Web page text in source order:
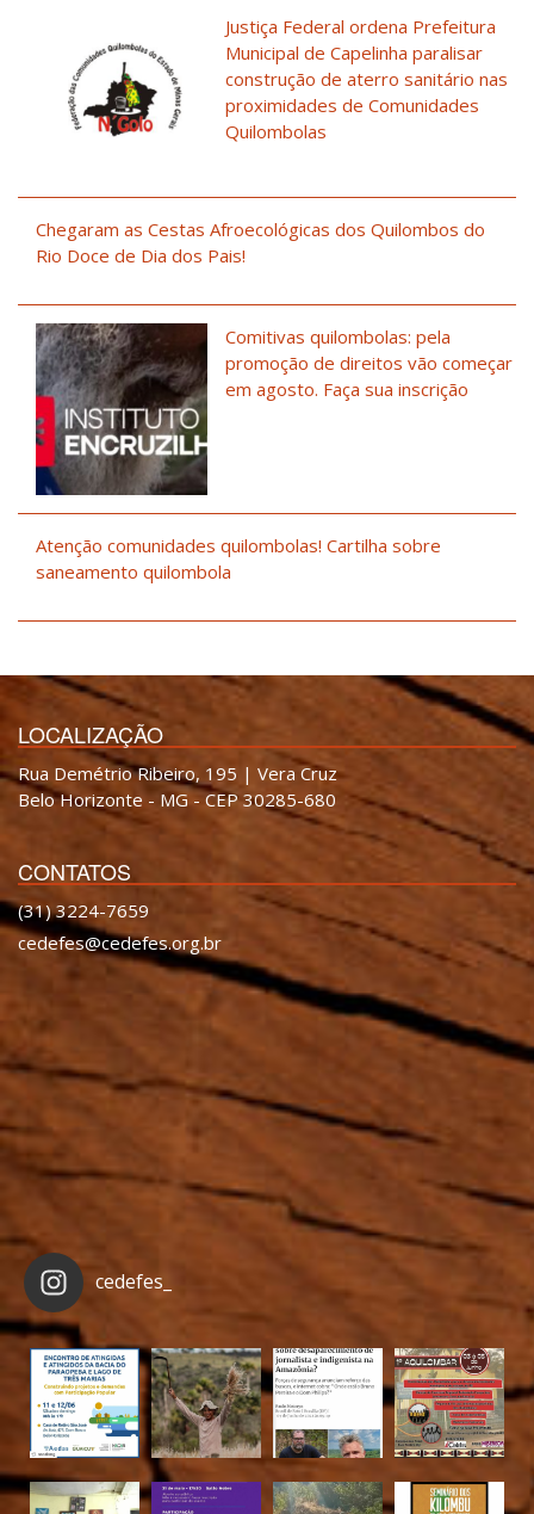
Justiça Federal ordena Prefeitura
Municipal de Capelinha paralisar
construção de aterro sanitário nas
proximidades de Comunidades
Quilombolas
Chegaram as Cestas Afroecológicas dos Quilombos do
Rio Doce de Dia dos Pais!
Comitivas quilombolas: pela
promoção de direitos vão começar
em agosto. Faça sua inscrição
Atenção comunidades quilombolas! Cartilha sobre
saneamento quilombola
LOCALIZAÇÃO
Rua Demétrio Ribeiro, 195 | Vera Cruz
Belo Horizonte - MG - CEP 30285-680
CONTATOS
(31) 3224-7659
cedefes@cedefes.org.br
cedefes_